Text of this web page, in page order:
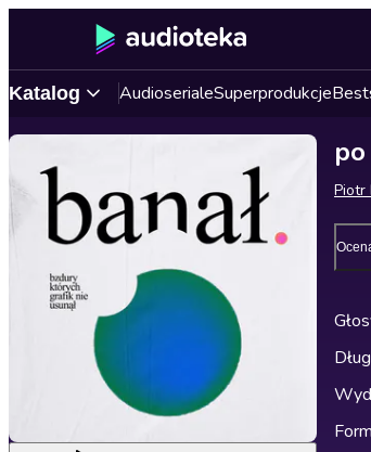
Katalog AudioserialeSuperprodukcje
Piotr